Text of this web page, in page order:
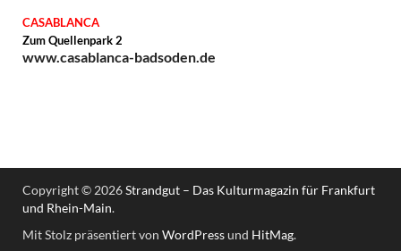
CASABLANCA
Zum Quellenpark 2
www.casablanca-badsoden.de
Copyright © 2026Strandgut – Das Kulturmagazin für Frankfurt
und Rhein-Main.
Mit Stolz präsentiert von WordPressund HitMag.